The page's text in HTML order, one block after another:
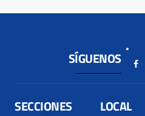
SÍGUENOS
SECCIONES LOCAL